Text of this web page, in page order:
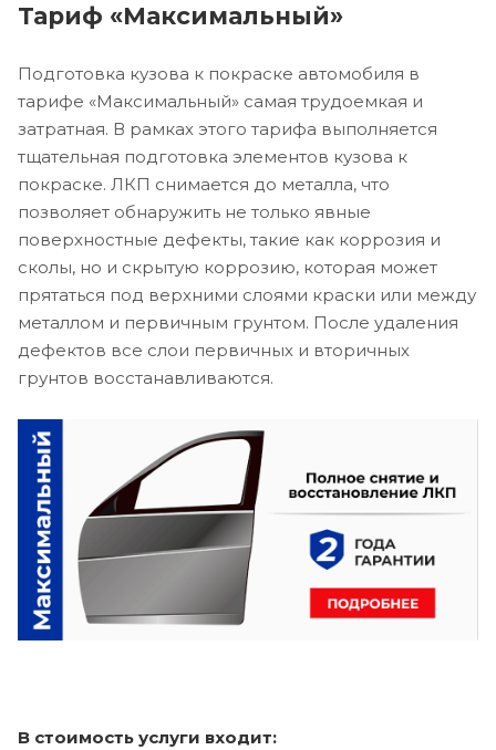
Тариф «Максимальный»
Подготовка кузова к покраске автомобиля в
тарифе «Максимальный» самая трудоемкая и
затратная. В рамках этого тарифа выполняется
тщательная подготовка элементов кузова к
покраске. ЛКП снимается до металла, что
позволяет обнаружить не только явные
поверхностные дефекты, такие как коррозия и
сколы, но и скрытую коррозию, которая может
прятаться под верхними слоями краски или между
металлом и первичным грунтом. После удаления
дефектов все слои первичных и вторичных
грунтов восстанавливаются.
В стоимость услуги входит: